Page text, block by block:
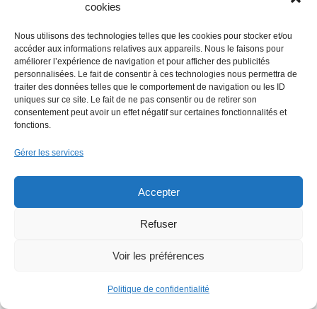
cookies
Nous utilisons des technologies telles que les cookies pour stocker et/ou
accéder aux informations relatives aux appareils. Nous le faisons pour
améliorer l’expérience de navigation et pour afficher des publicités
personnalisées. Le fait de consentir à ces technologies nous permettra de
traiter des données telles que le comportement de navigation ou les ID
uniques sur ce site. Le fait de ne pas consentir ou de retirer son
consentement peut avoir un effet négatif sur certaines fonctionnalités et
fonctions.
Gérer les services
Accepter
Refuser
Voir les préférences
Politique de confidentialité
Faire un don (déductible des
impôts) à Hello Gazette